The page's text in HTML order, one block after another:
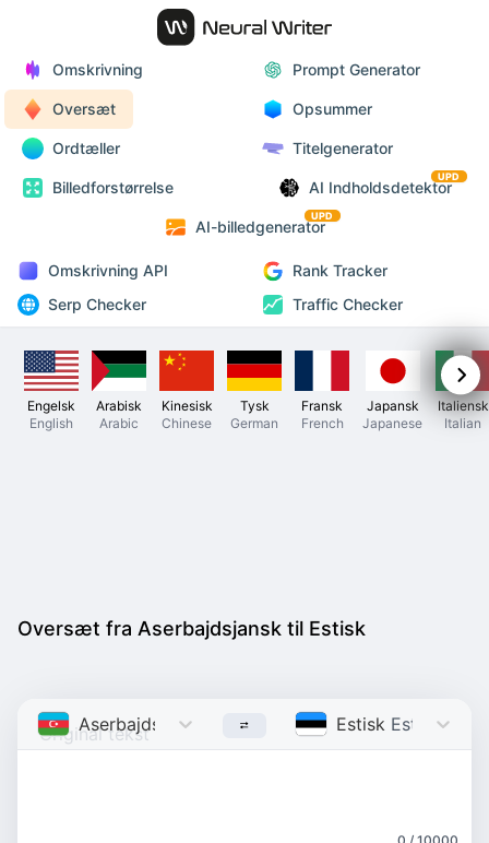
Omskrivning Prompt Generator
Oversæt Opsummer
Ordtæller Titelgenerator
Billedforstørrelse AI Indholdsdetektor
UPD
AI-billedgenerator
UPD
Omskrivning API
Rank Tracker
Serp Checker
Traffic Checker
Engelsk
English
Arabisk
Arabic
Kinesisk
Chinese
Tysk
German
Fransk
French
Japansk
Japanese
Italiensk
Italian
Oversæt fra Aserbajdsjansk til Estisk
Aserbajdsjansk Azerbaijani Estisk Estonian